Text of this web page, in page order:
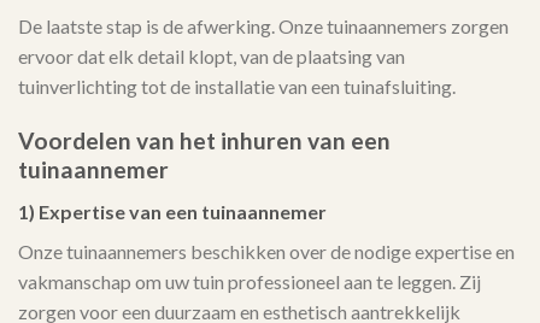
De laatste stap is de afwerking. Onze tuinaannemers zorgen
ervoor dat elk detail klopt, van de plaatsing van
tuinverlichting tot de installatie van een tuinafsluiting.
Voordelen van het inhuren van een
tuinaannemer
1) Expertise van een tuinaannemer
Onze tuinaannemers beschikken over de nodige expertise en
vakmanschap om uw tuin professioneel aan te leggen. Zij
zorgen voor een duurzaam en esthetisch aantrekkelijk